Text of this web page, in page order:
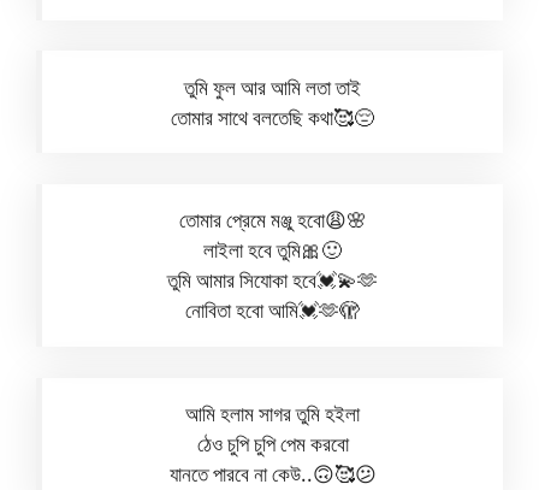
তুমি ফুল আর আমি লতা তাই
তোমার সাথে বলতেছি কথা🥰😔
তোমার প্রেমে মঞ্জু হবো😩🌸
লাইলা হবে তুমি🎀🙂
তুমি আমার সিযোকা হবে💓💫🫶
নোবিতা হবো আমি💓🫶🫣
আমি হলাম সাগর তুমি হইলা
ঠেও চুপি চুপি পেম করবো
যানতে পারবে না কেউ..🙃🥰😕